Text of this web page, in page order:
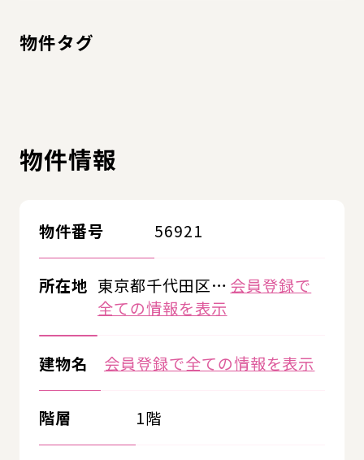
物件タグ
物件情報
物件番号 56921
所在地 東京都千代田区… 会員登録で
全ての情報を表示
建物名 会員登録で全ての情報を表示
階層 1階